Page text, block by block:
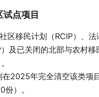
点项目
区移民计划（RCIP）、
及已关闭的北部与农村移
在2025年完全清空该类项
份）。